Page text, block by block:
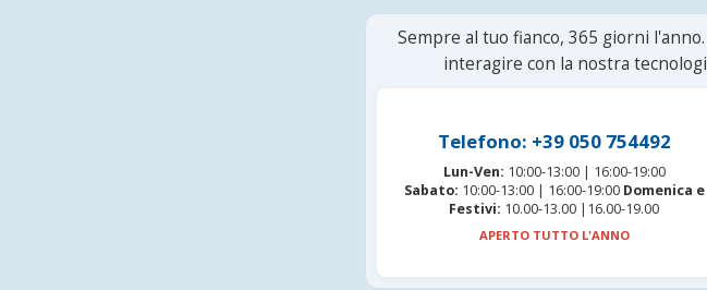
Sempre al tuo fianco, 365 giorni
interagire con la nostra
Telefono: +39 050 754492
Lun-Ven: 10:00-13:00 | 16:00-19:00
Sabato: 10:00-13:00 | 16:00-19:00 Domenica e
Festivi: 10.00-13.00 |16.00-19.00
APERTO TUTTO L'ANNO